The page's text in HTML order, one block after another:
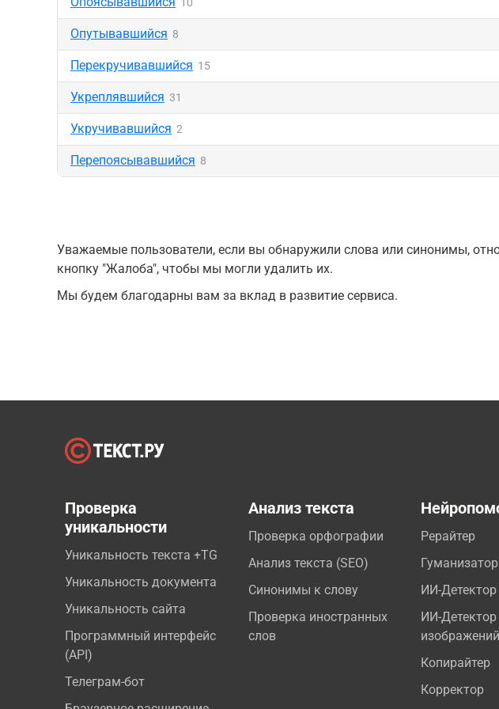
Опутывавшийся 8
Перекручивавшийся 15
Укреплявшийся 31
Укручивавшийся 2
Перепоясывавшийся 8
Уважаемые пользователи, если вы обнаружили слова или синонимы,
кнопку "Жалоба", чтобы мы могли удалить их.
Мы будем благодарны вам за вклад в развитие сервиса.
Проверка
уникальности
Уникальность текста +TG
Уникальность документа
Уникальность сайта
Программный интерфейс
(API)
Телеграм-бот
Анализ текста
Проверка орфографии
Анализ текста (SEO)
Синонимы к слову
Проверка иностранных
слов
Рерайтер
Гуманизатор
ИИ-Детектор
ИИ-Детектор
изображений
Копирайтер
Корректор